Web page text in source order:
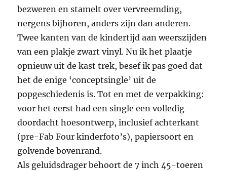
bezweren en stamelt over vervreemding,
nergens bijhoren, anders zijn dan anderen.
Twee kanten van de kindertijd aan weerszijden
van een plakje zwart vinyl. Nu ik het plaatje
opnieuw uit de kast trek, besef ik pas goed dat
het de enige ‘conceptsingle’ uit de
popgeschiedenis is. Tot en met de verpakking:
voor het eerst had een single een volledig
doordacht hoesontwerp, inclusief achterkant
(pre-Fab Four kinderfoto’s), papiersoort en
golvende bovenrand.
Als geluidsdrager behoort de 7 inch 45-toeren